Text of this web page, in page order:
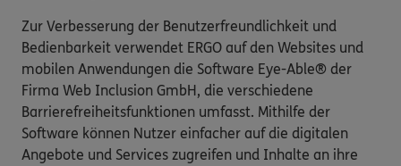
Zur Verbesserung der Benutzerfreundlichkeit und
Bedienbarkeit verwendet ERGO auf den Websites und
mobilen Anwendungen die Software Eye-Able® der
Firma Web Inclusion GmbH, die verschiedene
Barrierefreiheitsfunktionen umfasst. Mithilfe der
Software können Nutzer einfacher auf die digitalen
Angebote und Services zugreifen und Inhalte an ihre